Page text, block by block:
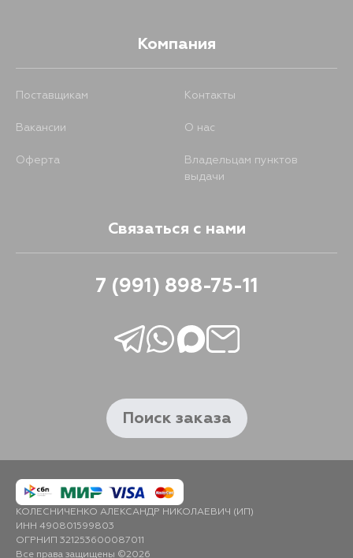
Компания
Поставщикам Контакты
Вакансии О нас
Оферта
Владельцам пунктов
выдачи
Связаться с нами
7 (991) 898-75-11
Поиск заказа
КОЛЕСНИЧЕНКО АЛЕКСАНДР НИКОЛАЕВИЧ (ИП)
ИНН 490801599803
ОГРНИП 321253600087011
Все права защищены ©2026